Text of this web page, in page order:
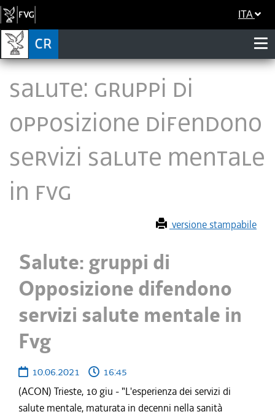
ITA
Salute: gruppi di
Opposizione difendono
servizi salute mentale
in Fvg
versione stampabile
Salute: gruppi di
Opposizione difendono
servizi salute mentale in
Fvg
10.06.2021
16:45
(ACON) Trieste, 10 giu - "L'esperienza dei servizi di
salute mentale, maturata in decenni nella sanità